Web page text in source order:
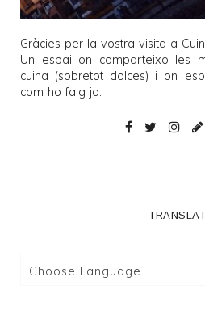
Gràcies per la vostra visita a
Un espai on comparteixo les
cuina (sobretot dolces) i on
com ho faig jo.